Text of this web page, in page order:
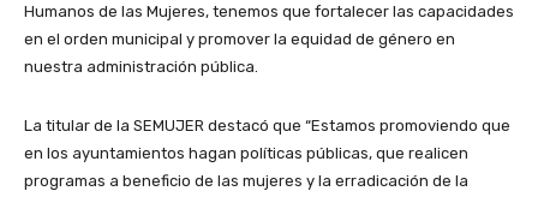
Humanos de las Mujeres, tenemos que fortalecer las capacidades
en el orden municipal y promover la equidad de género en
nuestra administración pública.
La titular de la SEMUJER destacó que “Estamos promoviendo que
en los ayuntamientos hagan políticas públicas, que realicen
programas a beneficio de las mujeres y la erradicación de la